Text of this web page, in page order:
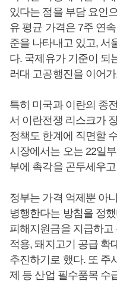
있다는 점을 부담 요인
유 평균 가격은 7주 연
준을 나타내고 있고, 서
다. 국제유가 기준이 되
러대 고공행진을 이어
특히 미국과 이란의 종
서 이란전쟁 리스크가
정책도 한계에 직면할
시장에서는 오는 22일
부에 촉각을 곤두세우
정부는 가격 억제뿐 아
병행한다는 방침을 정
피해지원금을 지급하고
적용, 돼지고기 공급 확
추진하기로 했다. 또 주
제 등 산업 필수품목 수